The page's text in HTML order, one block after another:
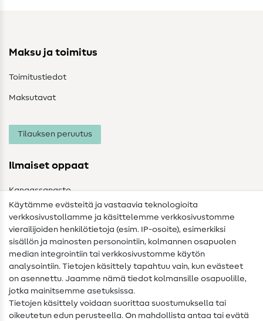
Maksu ja toimitus
Toimitustiedot
Maksutavat
Tilauksen peruutus
Ilmaiset oppaat
Kangassanasto
Ompelusanasto
Ompeluohjeet
Apua ja yhteystiedot
Yhteystiedot
Tietoa omistajanvaihdoksesta
Käytämme evästeitä ja vastaavia teknologioita
verkkosivustollamme ja käsittelemme verkkosivustomme
vierailijoiden henkilötietoja (esim. IP-osoite), esimerkiksi
sisällön ja mainosten personointiin, kolmannen osapuolen
median integrointiin tai verkkosivustomme käytön
analysointiin. Tietojen käsittely tapahtuu vain, kun evästeet
on asennettu. Jaamme nämä tiedot kolmansille osapuolille,
jotka mainitsemme asetuksissa.
Tietojen käsittely voidaan suorittaa suostumuksella tai
oikeutetun edun perusteella. On mahdollista antaa tai evätä